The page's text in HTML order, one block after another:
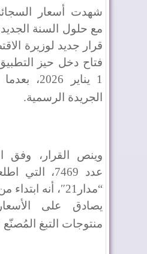
شهدت أسعار السجائر
مع حلول السنة
قرار جديد لوزيرة
فتاح دخل حيز
1 يناير
الجريدة الرسمية.
وينص القرار، وفق
عدد 7469،
يصادق على
منتوجات التبغ المُصنّع